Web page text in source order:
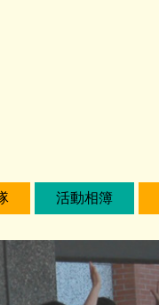
活動相簿